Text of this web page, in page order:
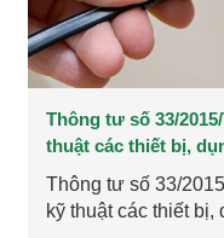
Thông tư số 33/
thuật các thiết bị,
Thông tư số 33/
kỹ thuật các thiết bị,